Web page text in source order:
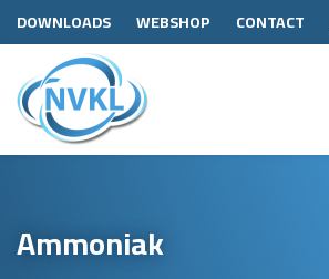
DOWNLOADS WEBSHOP CONTACT
Ammoniak